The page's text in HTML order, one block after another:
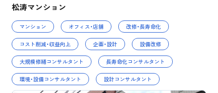
マンション オフィス・店舗 改修・長寿命化
コスト削減・収益向上 企画・設計 設備改修
大規模修繕コンサルタント 長寿命化コンサルタント
環境・設備コンサルタント 設計コンサルタント
松涛マンション